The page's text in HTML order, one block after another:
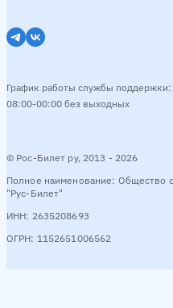
© Рос-Билет ру, 2013 - 2026
Полное наименование: Общество
"Рус-Билет"
ИНН: 2635208693
ОГРН: 1152651006562
График работы службы поддержки:
08:00-00:00 без выходных